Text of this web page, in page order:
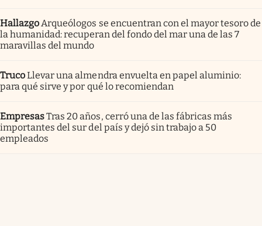
HallazgoArqueólogos se encuentran con el mayor tesoro de
la humanidad: recuperan del fondo del mar una de las 7
maravillas del mundo
TrucoLlevar una almendra envuelta en papel aluminio:
para qué sirve y por qué lo recomiendan
EmpresasTras 20 años, cerró una de las fábricas más
importantes del sur del país y dejó sin trabajo a 50
empleados